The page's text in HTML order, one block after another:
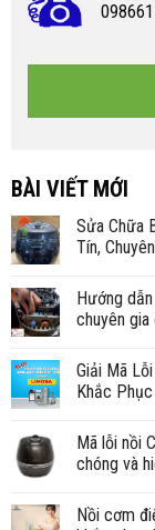
BÀI VIẾT MỚI
Sửa Chữa
Tín,
Hướng
chuyên
Giải Mã
Khắc
Mã lỗi nồi
chóng và
Nồi cơm